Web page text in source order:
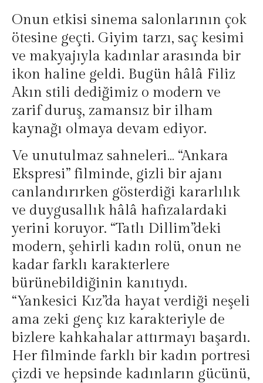
Onun etkisi sinema salonlarının çok
ötesine geçti. Giyim tarzı, saç kesimi
ve makyajıyla kadınlar arasında bir
ikon haline geldi. Bugün hâlâ Filiz
Akın stili dediğimiz o modern ve
zarif duruş, zamansız bir ilham
kaynağı olmaya devam ediyor.
Ve unutulmaz sahneleri… “Ankara
Ekspresi” filminde, gizli bir ajanı
canlandırırken gösterdiği kararlılık
ve duygusallık hâlâ hafızalardaki
yerini koruyor. “Tatlı Dillim”deki
modern, şehirli kadın rolü, onun ne
kadar farklı karakterlere
bürünebildiğinin kanıtıydı.
“Yankesici Kız”da hayat verdiği neşeli
ama zeki genç kız karakteriyle de
bizlere kahkahalar attırmayı başardı.
Her filminde farklı bir kadın portresi
çizdi ve hepsinde kadınların gücünü,